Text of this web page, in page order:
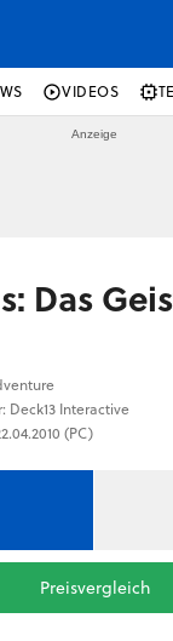
VIDEOS
Das
Deck13 Interactive
(PC)
Preisvergleich